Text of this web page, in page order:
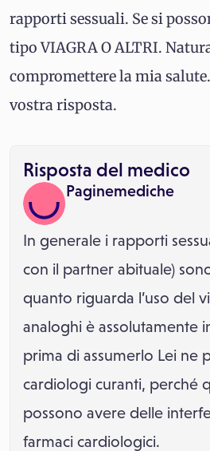
rapporti sessuali. Se si
tipo VIAGRA O ALTRI.
compromettere la mia
vostra risposta.
Risposta del medico
Paginemediche
In generale i rapporti
con il partner abituale)
quanto riguarda l’uso del
analoghi è assolutamente
prima di assumerlo Lei ne
cardiologi curanti, perché
possono avere delle
farmaci cardiologici.